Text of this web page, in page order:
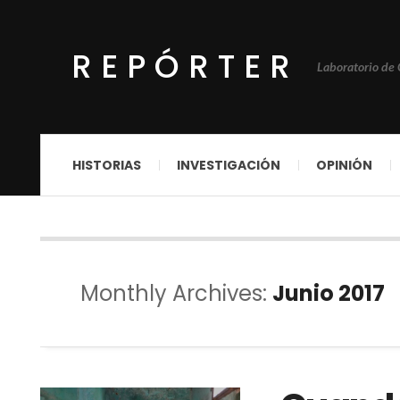
REPÓRTER Laboratorio de
HISTORIAS INVESTIGACIÓN OPINIÓN
Monthly Archives: Junio 2017